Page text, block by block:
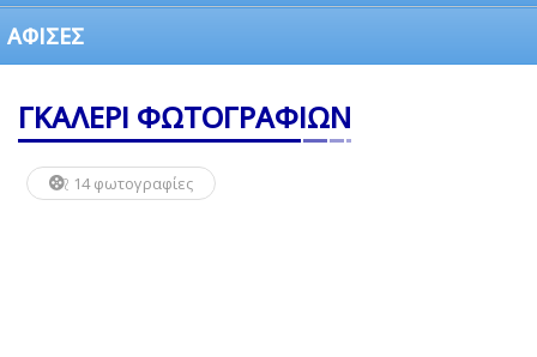
ΑΦΙΣΕΣ
ΓΚΑΛΕΡΙ ΦΩΤΟΓΡΑΦΙΩΝ
14 φωτογραφίες